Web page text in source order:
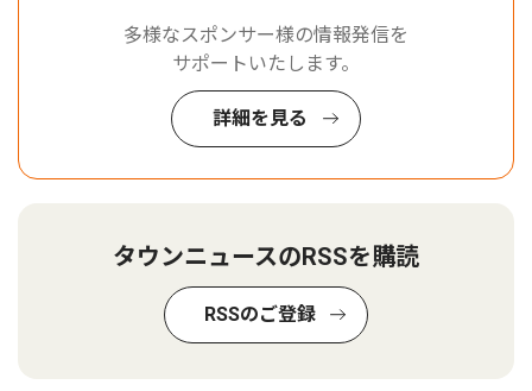
多様なスポンサー様の情報発信を
サポートいたします。
詳細を見る
タウンニュースのRSSを購読
RSSのご登録